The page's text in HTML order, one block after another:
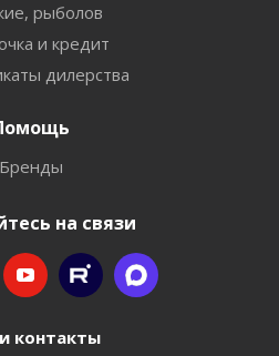
рыболов
и кредит
дилерства
Бренды
на связи
контакты